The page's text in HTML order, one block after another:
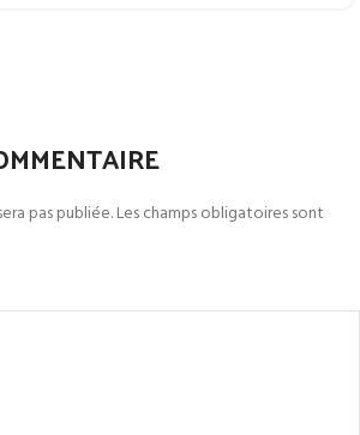
pas publiée.Les champs obligatoires sont